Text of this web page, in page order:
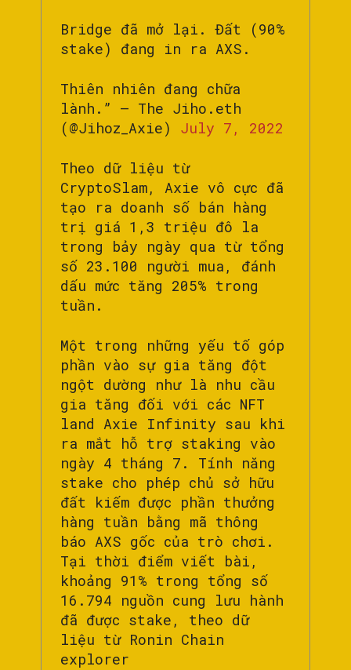
Bridge đã mở lại. Đất (90%
stake) đang in ra AXS.
Thiên nhiên đang chữa
lành.” – The Jiho.eth
(@Jihoz_Axie) July 7, 2022
Theo dữ liệu từ
CryptoSlam, Axie vô cực đã
tạo ra doanh số bán hàng
trị giá 1,3 triệu đô la
trong bảy ngày qua từ tổng
số 23.100 người mua, đánh
dấu mức tăng 205% trong
tuần.
Một trong những yếu tố góp
phần vào sự gia tăng đột
ngột dường như là nhu cầu
gia tăng đối với các NFT
land Axie Infinity sau khi
ra mắt hỗ trợ staking vào
ngày 4 tháng 7. Tính năng
stake cho phép chủ sở hữu
đất kiếm được phần thưởng
hàng tuần bằng mã thông
báo AXS gốc của trò chơi.
Tại thời điểm viết bài,
khoảng 91% trong tổng số
16.794 nguồn cung lưu hành
đã được stake, theo dữ
liệu từ Ronin Chain
explorer